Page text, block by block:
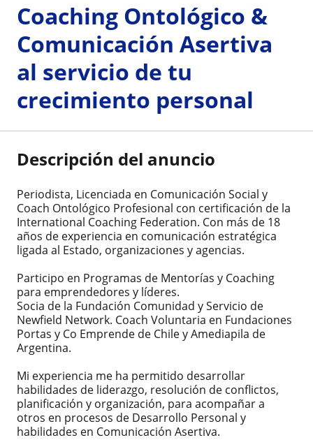
Coaching Ontológico &
Comunicación Asertiva
al servicio de tu
crecimiento personal
Descripción del anuncio
Periodista, Licenciada en Comunicación Social y
Coach Ontológico Profesional con certificación de la
International Coaching Federation. Con más de 18
años de experiencia en comunicación estratégica
ligada al Estado, organizaciones y agencias.
Participo en Programas de Mentorías y Coaching
para emprendedores y líderes.
Socia de la Fundación Comunidad y Servicio de
Newfield Network. Coach Voluntaria en Fundaciones
Portas y Co Emprende de Chile y Amediapila de
Argentina.
Mi experiencia me ha permitido desarrollar
habilidades de liderazgo, resolución de conflictos,
planificación y organización, para acompañar a
otros en procesos de Desarrollo Personal y
habilidades en Comunicación Asertiva.